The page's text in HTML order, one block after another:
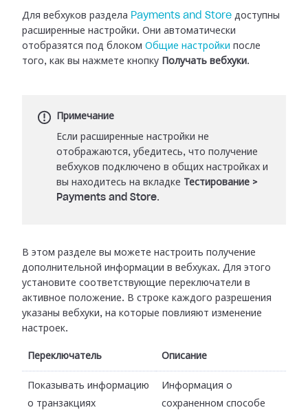
Для вебхуков раздела Payments and Store доступны
расширенные настройки. Они автоматически
отобразятся под блоком Общие настройки после
того, как вы нажмете кнопку
Получать вебхуки.
Примечание
Если расширенные настройки не
отображаются, убедитесь, что получение
вебхуков подключено в общих настройках и
вы находитесь на вкладке
Тестирование >
Payments and Store.
В этом разделе вы можете настроить получение
дополнительной информации в вебхуках. Для этого
установите соответствующие переключатели в
активное положение. В строке каждого разрешения
указаны вебхуки, на которые повлияют изменение
настроек.
Переключатель Описание
Показывать информацию
о транзакциях
Информация о
сохраненном способе